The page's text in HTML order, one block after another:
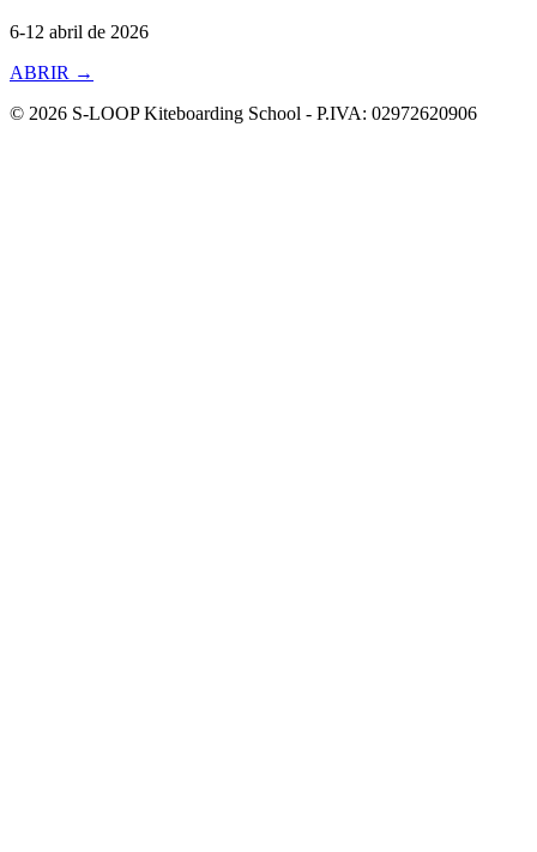
6-12 abril de 2026
ABRIR →
© 2026 S-LOOP Kiteboarding School - P.IVA: 02972620906